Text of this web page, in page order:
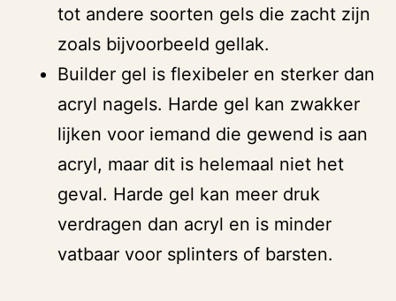
tot andere soorten gels die zacht zijn
zoals bijvoorbeeld gellak.
Builder gel is flexibeler en sterker dan
acryl nagels. Harde gel kan zwakker
lijken voor iemand die gewend is aan
acryl, maar dit is helemaal niet het
geval. Harde gel kan meer druk
verdragen dan acryl en is minder
vatbaar voor splinters of barsten.